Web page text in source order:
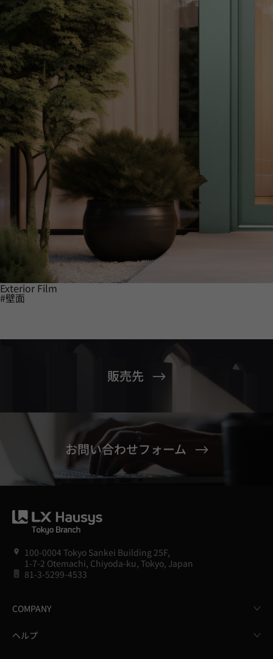
Exterior Film
#壁面
販売先
お問い合わせフォーム
100-0004 Tokyo Sankei Building 25F,
1-7-2 Otemachi, Chiyoda-ku, Tokyo, Japan
81-3-5299-4533
COMPANY
ヘルプ